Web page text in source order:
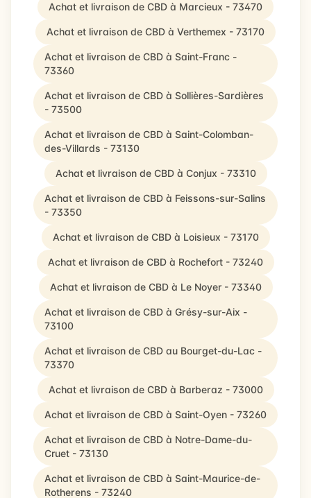
Achat et livraison de CBD à Marcieux - 73470
Achat et livraison de CBD à Verthemex - 73170
Achat et livraison de CBD à Saint-Franc -
73360
Achat et livraison de CBD à Sollières-Sardières
- 73500
Achat et livraison de CBD à Saint-Colomban-
des-Villards - 73130
Achat et livraison de CBD à Conjux - 73310
Achat et livraison de CBD à Feissons-sur-Salins
- 73350
Achat et livraison de CBD à Loisieux - 73170
Achat et livraison de CBD à Rochefort - 73240
Achat et livraison de CBD à Le Noyer - 73340
Achat et livraison de CBD à Grésy-sur-Aix -
73100
Achat et livraison de CBD au Bourget-du-Lac -
73370
Achat et livraison de CBD à Barberaz - 73000
Achat et livraison de CBD à Saint-Oyen - 73260
Achat et livraison de CBD à Notre-Dame-du-
Cruet - 73130
Achat et livraison de CBD à Saint-Maurice-de-
Rotherens - 73240